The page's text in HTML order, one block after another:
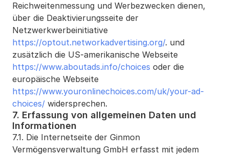
Reichweitenmessung und Werbezwecken dienen,
über die Deaktivierungsseite der
https://optout.networkadvertising.org/. und
zusätzlich die US-amerikanische Webseite
https://www.aboutads.info/choices oder die
https://www.youronlinechoices.com/uk/your-ad-
choices/ widersprechen.
7. Erfassung von allgemeinen Daten und
Informationen
7.1. Die Internetseite der Ginmon
Vermögensverwaltung GmbH erfasst mit jedem